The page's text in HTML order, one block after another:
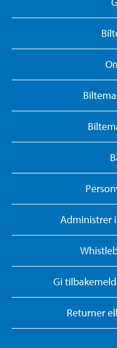
Administrer
Gi
Returner